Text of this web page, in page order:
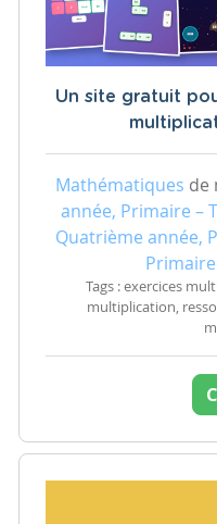
Un site gratuit
Mathématiques de
année, Primaire –
Quatrième année,
Tags : exercices
multiplication,